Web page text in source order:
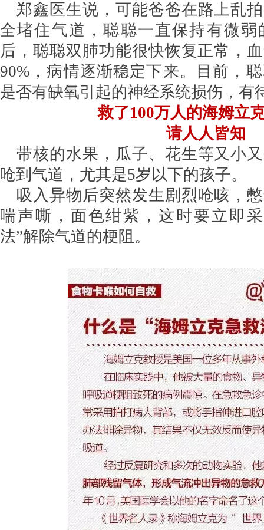
郑鑫医生说，可能爸爸在路上乱
全堵住气道，聪聪一直保持有微弱
后，聪聪双肺功能很快恢复正常，
90%，病情逐渐稳定下来。目前，
是否有缺氧引起的神经系统损伤，有
救了100万人的海姆立
请人人皆知
带核的水果，瓜子、花生等又小
呛到气道，尤其是5岁以下的孩子。
吸入异物后突然发生剧烈呛咳，
喘声嘶，面色绀紫，这时要立即
法”解除气道的梗阻。